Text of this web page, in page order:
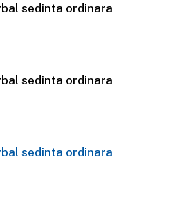
sedinta ordinara
sedinta ordinara
sedinta ordinara